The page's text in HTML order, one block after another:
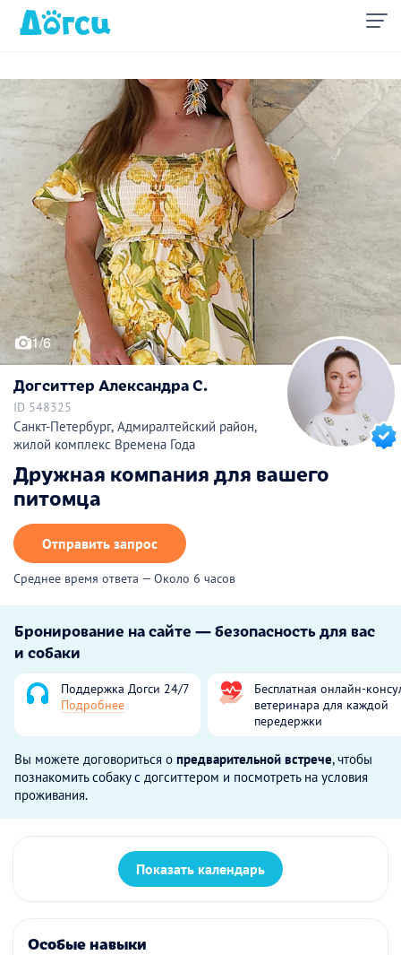
1/6
Догситтер Александра С.
ID 548325
Санкт-Петербург, Адмиралтейский район,
жилой комплекс Времена Года
Дружная компания для вашего
питомца
Отправить запрос
Среднее время ответа — Около 6 часов
Бронирование на сайте — безопасность для вас
и собаки
Поддержка Догси 24/7
Подробнее
Бесплатная онлайн-
ветеринара для каждой
передержки
Вы можете договориться о предварительной встрече, чтобы
познакомить собаку с догситтером и посмотреть на условия
проживания.
Показать календарь
Особые навыки